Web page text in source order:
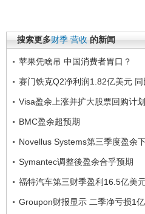
搜索更多财季 营收 的新闻
苹果凭啥吊 中国消费者胃口？
赛门铁克Q2净利润1.82亿美元
Visa盈余上涨并扩大股票回购计划
BMC盈余超预期
Novellus Systems第三季度盈余
Symantec调整後盈余合乎预期
福特汽车第三财季盈利16.5亿美
Groupon财报显示 二季净亏损1